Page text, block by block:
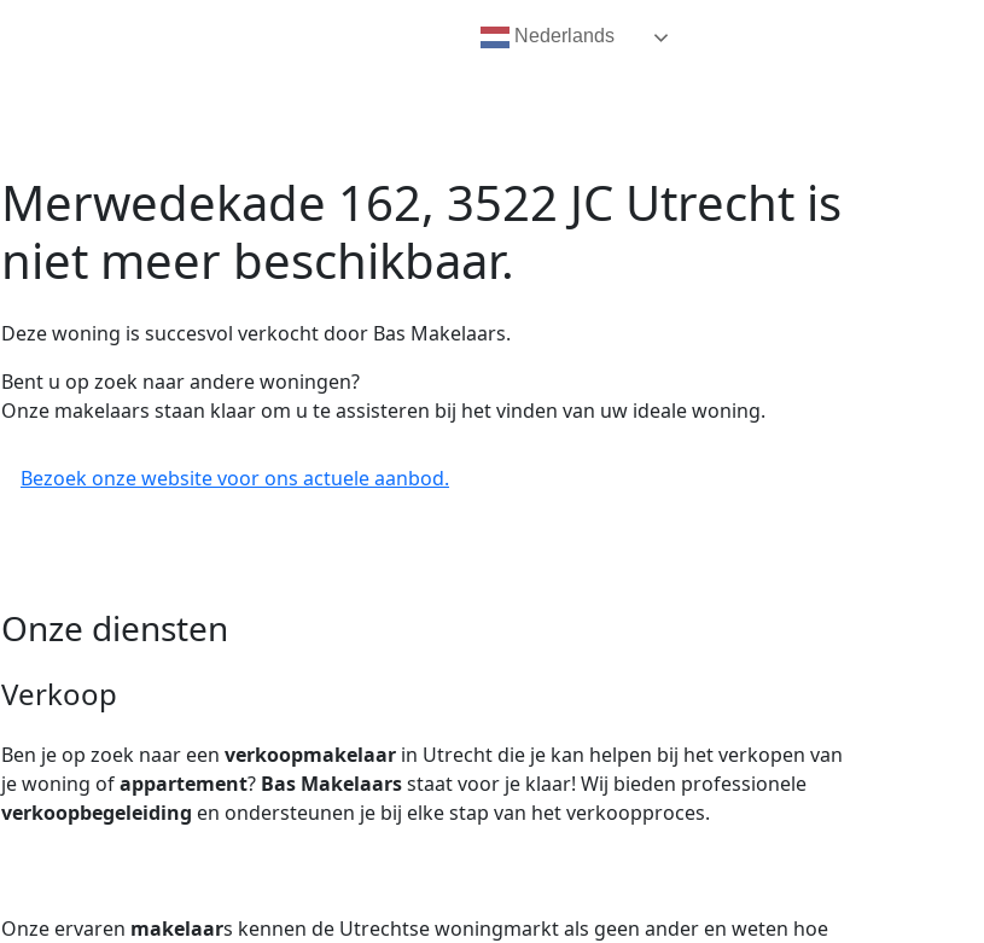
Merwedekade 162, 3522 JC Utrecht is
niet meer beschikbaar.
Deze woning is succesvol verkocht door Bas Makelaars.
Bent u op zoek naar andere woningen?
Onze makelaars staan klaar om u te assisteren bij het vinden van uw ideale woning.
Bezoek onze website voor ons actuele aanbod.
Onze diensten
Verkoop
Ben je op zoek naar een verkoopmakelaar in Utrecht die je kan helpen bij het verkopen van
je woning ofappartement? Bas Makelaarsstaat voor je klaar! Wij bieden professionele
verkoopbegeleiding en ondersteunen je bij elke stap van het verkoopproces.
Onze ervaren makelaars kennen de Utrechtse woningmarkt als geen ander en weten hoe
Nederlands